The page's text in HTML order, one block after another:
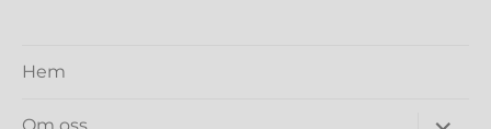
Hem